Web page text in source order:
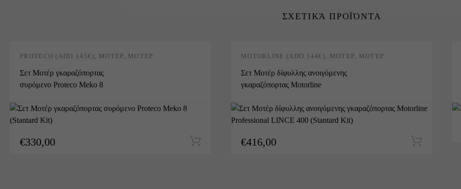
ΣΧΕΤΙΚΆ ΠΡΟΪΌΝΤΑ
PROTECO (ΑΠΌ 145€), ΜΟΤΈΡ, ΜΟΤΈΡ
ΓΚΑΡΑΖΌΠΟΡΤΑΣ,
Σετ Μοτέρ γκαραζόπορτας
συρόμενο Proteco Meko 8
€330,00
MOTORLINE (ΑΠΌ 144€), ΜΟΤΈΡ, ΜΟΤΈΡ
ΓΚΑΡΑΖΌΠΟΡΤΑΣ
ΑΝΟΙΓΌΜΕΝΑ
Σετ Μοτέρ δίφυλλης ανοιγόμενης
γκαραζόπορτας Motorline
Kit)
€416,00